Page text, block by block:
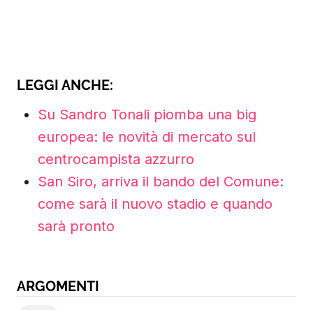
LEGGI ANCHE:
Su Sandro Tonali piomba una big
europea: le novità di mercato sul
centrocampista azzurro
San Siro, arriva il bando del Comune:
come sarà il nuovo stadio e quando
sarà pronto
ARGOMENTI